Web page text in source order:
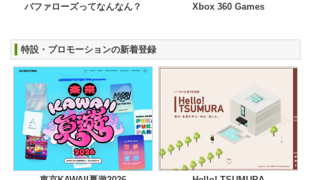
バファローズってなんなん？ Xbox 360 Games
特設・プロモーションの新着登録